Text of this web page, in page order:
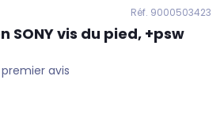
Réf. 9000503423
SONYvis du pied, +psw
avis